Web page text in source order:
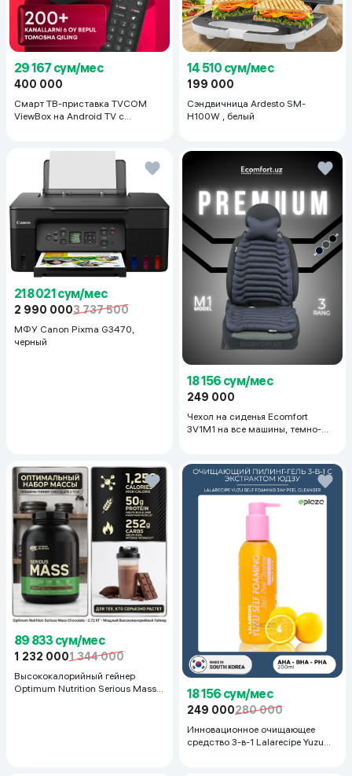
29 167 сум/мес
400 000
Смарт ТВ-приставка TVCOM
ViewBox на Android TV с
14 510 сум/мес
199 000
Сэндвичница Ardesto SM-
H100W , белый
218 021 сум/мес
2 990 0003 737 500
МФУ Canon Pixma G3470,
черный
18 156 сум/мес
249 000
Чехол на сиденья Ecomfort
3V1M1 на все машины, темно-
89 833 сум/мес
1 232 0001 344 000
Высококалорийный гейнер
Optimum Nutrition Serious Mass,
18 156 сум/мес
249 000280 000
Инновационное очищающее
средство 3-в-1 Lalarecipe Yuzu